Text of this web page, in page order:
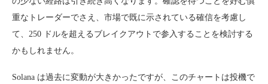
重なトレーダーでさえ、市場で既に示されている確信を考慮し
て、250 ドルを超えるブレイクアウトで参入することを検討する
かもしれません。
Solana は過去に変動が大きかったですが、このチャートは投機で